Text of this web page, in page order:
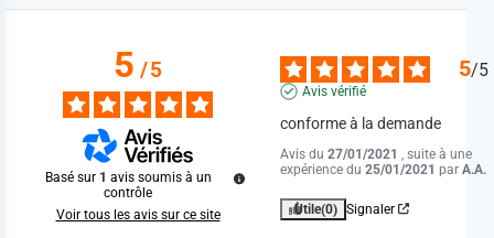
5/5
Basé sur 1 avis soumis à un
contrôle
Voir tous les avis sur ce site
5/5
Avis vérifié
conforme à la demande
Avis du27/01/2021 , suite à une
expérience du25/01/2021 parA.A.
Utile(0) Signaler